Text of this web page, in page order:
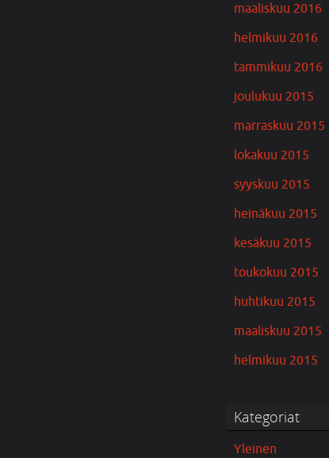
maaliskuu 2016
helmikuu 2016
tammikuu 2016
joulukuu 2015
marraskuu 2015
lokakuu 2015
syyskuu 2015
heinäkuu 2015
kesäkuu 2015
toukokuu 2015
huhtikuu 2015
maaliskuu 2015
helmikuu 2015
Kategoriat
Yleinen